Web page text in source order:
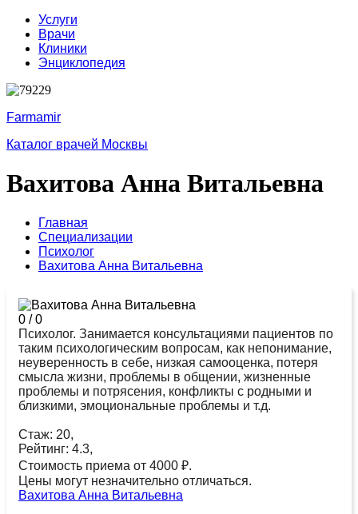
Услуги
Врачи
Клиники
Энциклопедия
Farmamir
Каталог врачей Москвы
Вахитова Анна Витальевна
Главная
Специализации
Психолог
Вахитова Анна Витальевна
0 /0
Психолог. Занимается консультациями пациентов по
таким психологическим вопросам, как непонимание,
неуверенность в себе, низкая самооценка, потеря
смысла жизни, проблемы в общении, жизненные
проблемы и потрясения, конфликты с родными и
близкими, эмоциональные проблемы и т.д.
Стаж: 20,
Рейтинг: 4.3,
Стоимость приема от 4000 ₽.
Цены могут незначительно отличаться.
Вахитова Анна Витальевна